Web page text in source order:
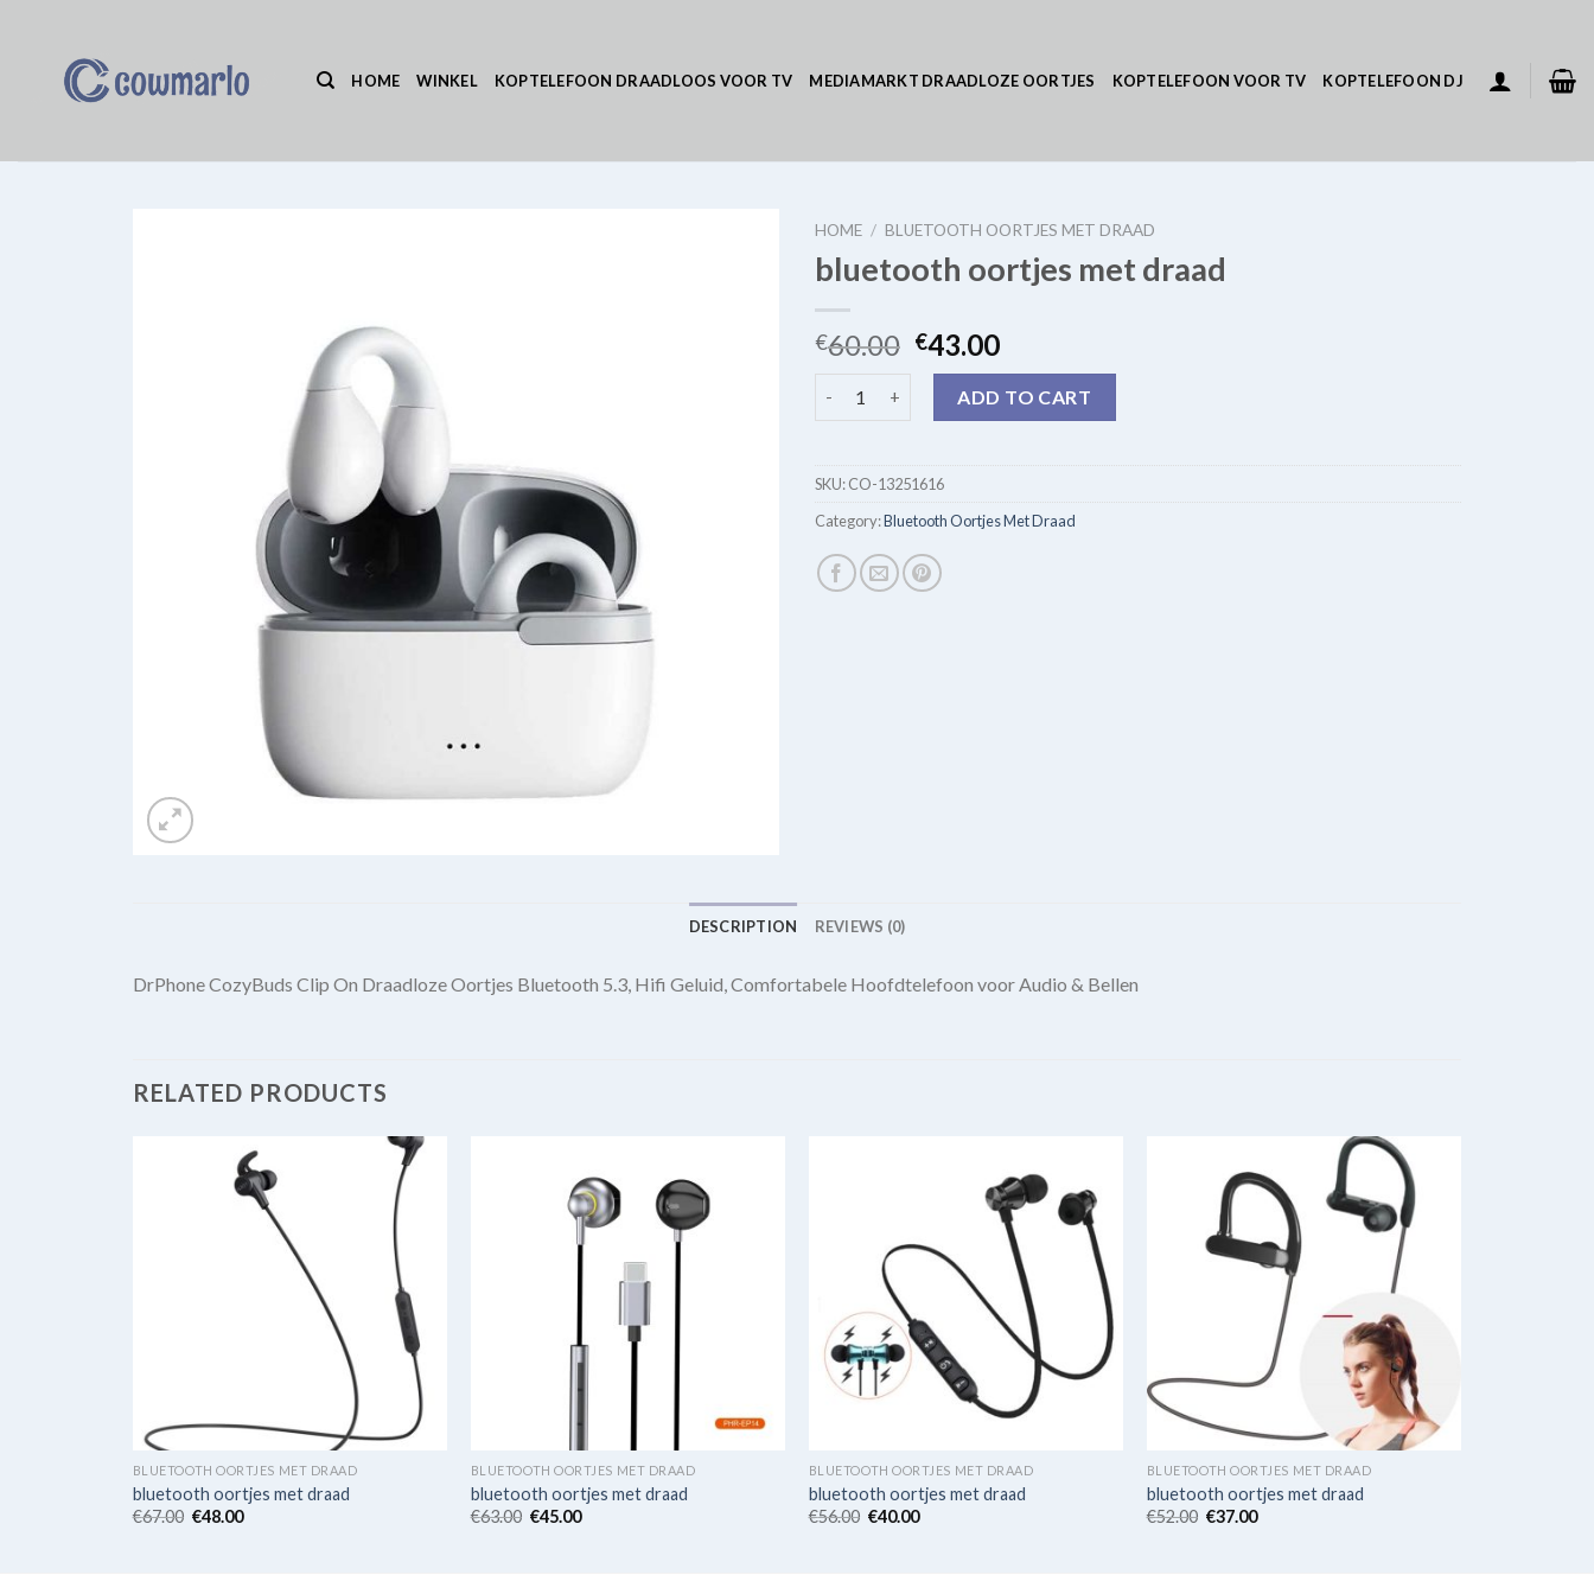
HOME WINKEL KOPTELEFOON DRAADLOOS VOOR TV MEDIAMARKT DRAADLOZE OORTJES KOPTELEFOON VOOR TV KOPTELEFOON DJ
HOME / BLUETOOTH OORTJES MET DRAAD
bluetooth oortjes met draad
€60.00 €43.00
ADD TO CART
SKU:CO-13251616
Category:Bluetooth Oortjes Met Draad
DESCRIPTION REVIEWS (0)
DrPhone CozyBuds Clip On Draadloze Oortjes Bluetooth 5.3, Hifi Geluid, Comfortabele Hoofdtelefoon voor Audio & Bellen
RELATED PRODUCTS
BLUETOOTH OORTJES MET DRAAD
bluetooth oortjes met draad
€67.00 €48.00
BLUETOOTH OORTJES MET DRAAD
bluetooth oortjes met draad
€63.00 €45.00
BLUETOOTH OORTJES MET DRAAD
bluetooth oortjes met draad
€56.00 €40.00
BLUETOOTH OORTJES MET DRAAD
bluetooth oortjes met draad
€52.00 €37.00